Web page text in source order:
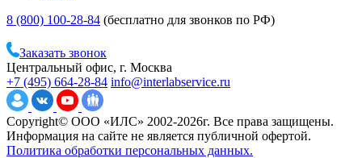
8 (800) 100-28-84 (бесплатно для звонков по РФ)
Заказать звонок
Центральный офис, г. Москва
+7 (495) 664-28-84 info@interlabservice.ru
Copyright© ООО «ИЛС» 2002-2026г. Все права защищены.
Информация на сайте не является публичной офертой.
Политика обработки персональных данных.